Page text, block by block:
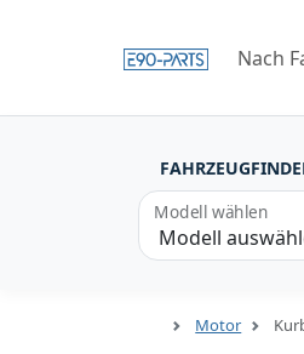
Nach
Modell wählen
Motor